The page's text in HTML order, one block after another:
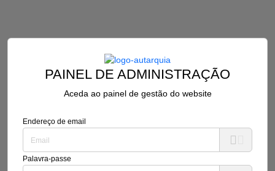
PAINEL DE ADMINISTRAÇÃO
Aceda ao painel de gestão do website
Endereço de email
Palavra-passe